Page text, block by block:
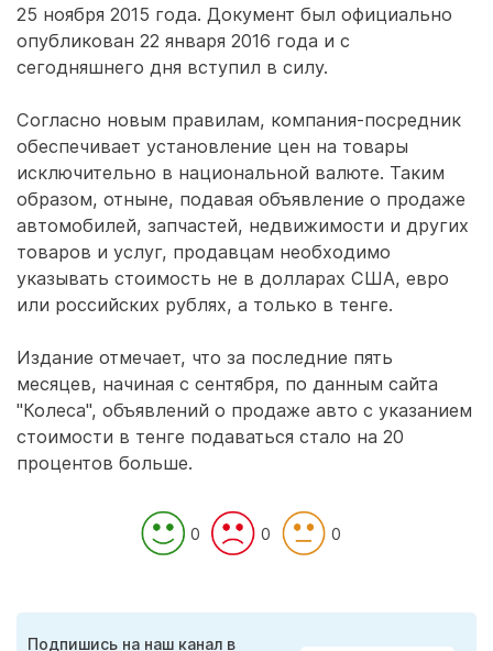
25 ноября 2015 года. Документ был официально
опубликован 22 января 2016 года и с
сегодняшнего дня вступил в силу.
Согласно новым правилам, компания-посредник
обеспечивает установление цен на товары
исключительно в национальной валюте. Таким
образом, отныне, подавая объявление о продаже
автомобилей, запчастей, недвижимости и других
товаров и услуг, продавцам необходимо
указывать стоимость не в долларах США, евро
или российских рублях, а только в тенге.
Издание отмечает, что за последние пять
месяцев, начиная с сентября, по данным сайта
"Колеса", объявлений о продаже авто с указанием
стоимости в тенге подаваться стало на 20
процентов больше.
0 0 0
Подпишись на наш канал в